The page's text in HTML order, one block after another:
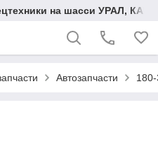
на шасси УРАЛ,
Автозапчасти